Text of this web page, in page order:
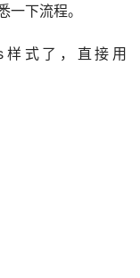
下流程。
式了，直接用